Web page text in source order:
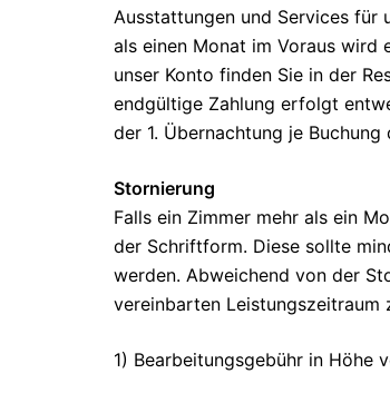
Ausstattungen und Services für
als einen Monat im Voraus wird
unser Konto finden Sie in der
endgültige Zahlung erfolgt
der 1. Übernachtung je Buchung
Stornierung
Falls ein Zimmer mehr als ein
der Schriftform. Diese sollte
werden. Abweichend von der
vereinbarten Leistungszeitraum
1) Bearbeitungsgebühr in Höhe